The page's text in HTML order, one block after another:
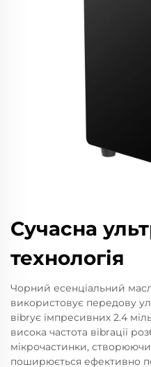
Сучасна
технологія
Чорний есенціальний
використовує передову
вibrує імпресивних 2.4
висока частота вibrації
мікрочастинки,
поширюється ефективно по